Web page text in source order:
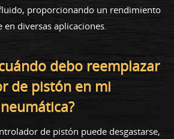
proporcionando un rendimiento
diversas aplicaciones.
debo reemplazar
de pistón en mi
de pistón puede desgastarse,